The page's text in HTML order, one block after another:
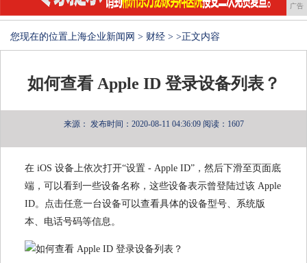
广告
您现在的位置上海企业新闻网 > 财经 > >正文内容
如何查看 Apple ID 登录设备列表？
来源： 发布时间：2020-08-11 04:36:09 阅读：1607
在 iOS 设备上依次打开“设置 - Apple ID”，然后下滑至页面底
端，可以看到一些设备名称，这些设备表示曾登陆过该 Apple
ID。点击任意一台设备可以查看具体的设备型号、系统版
本、电话号码等信息。